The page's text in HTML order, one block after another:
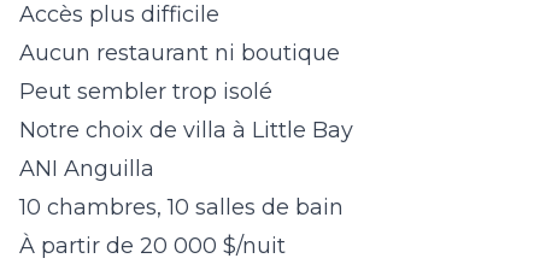
Accès plus difficile
Aucun restaurant ni boutique
Peut sembler trop isolé
Notre choix de villa à Little Bay
ANI Anguilla
10 chambres, 10 salles de bain
À partir de 20 000 $/nuit